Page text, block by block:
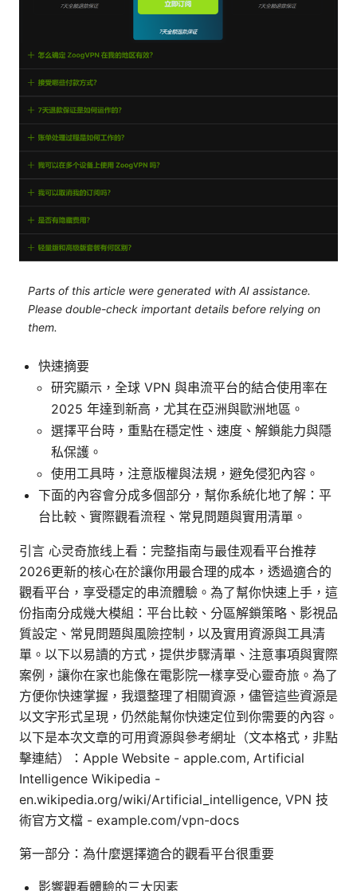
Parts of this article were generated with AI assistance.
Please double-check important details before relying on
them.
快速摘要
研究顯示，全球 VPN 與串流平台的結合使用率在
2025 年達到新高，尤其在亞洲與歐洲地區。
選擇平台時，重點在穩定性、速度、解鎖能力與隱
私保護。
使用工具時，注意版權與法規，避免侵犯內容。
下面的內容會分成多個部分，幫你系統化地了解：平
台比較、實際觀看流程、常見問題與實用清單。
引言 心灵奇旅线上看：完整指南与最佳观看平台推荐
2026更新的核心在於讓你用最合理的成本，透過適合的
觀看平台，享受穩定的串流體驗。為了幫你快速上手，這
份指南分成幾大模組：平台比較、分區解鎖策略、影視品
質設定、常見問題與風險控制，以及實用資源與工具清
單。以下以易讀的方式，提供步驟清單、注意事項與實際
案例，讓你在家也能像在電影院一樣享受心靈奇旅。為了
方便你快速掌握，我還整理了相關資源，儘管這些資源是
以文字形式呈現，仍然能幫你快速定位到你需要的內容。
以下是本次文章的可用資源與參考網址（文本格式，非點
擊連結）：Apple Website - apple.com, Artificial
Intelligence Wikipedia -
en.wikipedia.org/wiki/Artificial_intelligence, VPN 技
術官方文檔 - example.com/vpn-docs
第一部分：為什麼選擇適合的觀看平台很重要
影響觀看體驗的三大因素